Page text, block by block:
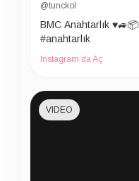
@tunckol
BMC Anahtarlık ♥️🚙📦 #bmcanahtarlik #anahtarlik
#anahtarlık
Instagram’da Aç
VIDEO